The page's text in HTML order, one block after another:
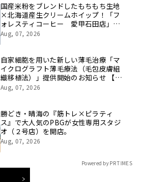
国産米粉をブレンドしたもちもち生地
×北海道産生クリームホイップ！「フ
ォレスティコーヒー 愛甲石田店」に
て、８月１７日（月）からクレープ販
Aug, 07, 2026
自家細胞を用いた新しい薄毛治療「マ
イクログラフト薄毛療法（毛包皮膚組
織移植法）」提供開始のお知らせ 【医
療法人社団 青真会 青山エルクリニ
Aug, 07, 2026
勝どき・晴海の『筋トレ×ピラティ
ス』で大人気のPBGが女性専用スタジ
オ（２号店）を開店。
Aug, 07, 2026
Powered by PR TIMES